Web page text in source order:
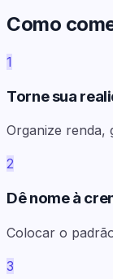
Como
1
Torne sua
Organize renda,
2
Dê nome à
Colocar o
3